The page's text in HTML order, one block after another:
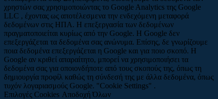
χρηστών σας χρησιμοποιώντας το Google Analytics της Google
LLC , έχοντας ως αποτέλεσμενα την ενδεχόμενη μεταφορά
δεδομένων στις ΗΠΑ. Η επεξεργασία των δεδομένων
πραγματοποιείται κυρίως από την Google. Η Google δεν
επεξεργάζεται τα δεδομένα σας ανώνυμα. Επίσης, δε γνωρίζουμε
ποια δεδομένα επεξεργάζεται η Google και για ποιο σκοπό. Η
Google αν κριθεί απαραίτητο, μπορεί να χρησιμοποιήσει τα
δεδομένα σας για οποιονδήποτε από τους σκοπούς της, όπως τη
δημιουργία προφίλ καθώς τη σύνδεσή της με άλλα δεδομένα, όπως
τυχόν λογαριασμούς Google. "Cookie Settings" .
Επιλογές Cookies Αποδοχή Όλων